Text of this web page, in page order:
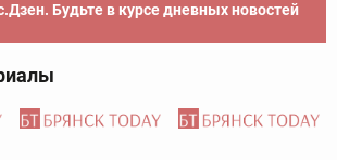
Будьте в курсе дневных новостей